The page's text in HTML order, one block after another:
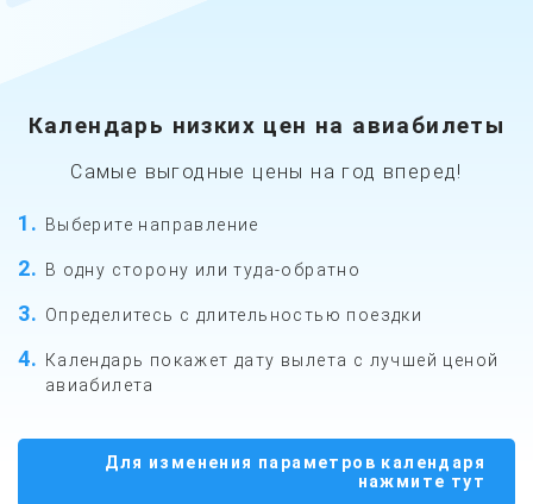
Календарь низких цен на авиабилеты
Самые выгодные цены на год вперед!
1 Выберите направление
2 В одну сторону или туда-обратно
3 Определитесь с длительностью поездки
4 Календарь покажет дату вылета с лучшей ценой
авиабилета
Для изменения параметров календаря
нажмите тут